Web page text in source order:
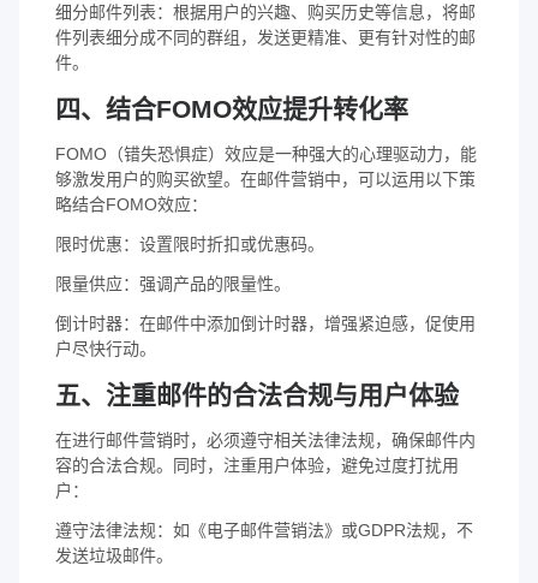
细分邮件列表：根据用户的兴趣、购买历史等信息，将邮
件列表细分成不同的群组，发送更精准、更有针对性的邮
件。
四、结合FOMO效应提升转化率
FOMO（错失恐惧症）效应是一种强大的心理驱动力，能
够激发用户的购买欲望。在邮件营销中，可以运用以下策
略结合FOMO效应：
限时优惠：设置限时折扣或优惠码。
限量供应：强调产品的限量性。
倒计时器：在邮件中添加倒计时器，增强紧迫感，促使用
户尽快行动。
五、注重邮件的合法合规与用户体验
在进行邮件营销时，必须遵守相关法律法规，确保邮件内
容的合法合规。同时，注重用户体验，避免过度打扰用
户：
遵守法律法规：如《电子邮件营销法》或GDPR法规，不
发送垃圾邮件。